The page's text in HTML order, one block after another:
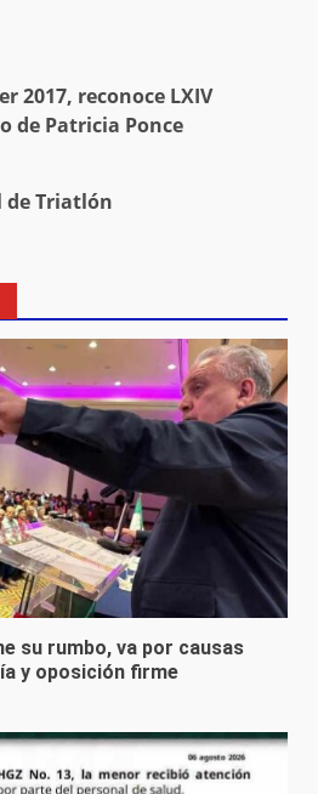
2017, reconoce LXIV
de Patricia Ponce
de Triatlón
su rumbo, va por causas
y oposición firme